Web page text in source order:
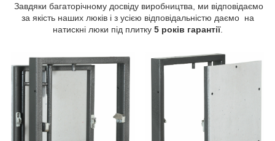
Завдяки багаторічному досвіду виробництва, ми відповідаємо
за якість наших люків і з усією відповідальністю даємо на
натискні люки під плитку 5 років гарантії.